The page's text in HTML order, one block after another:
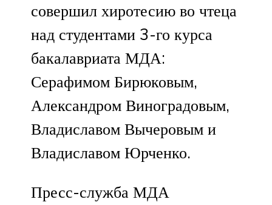
совершил хиротесию во чтеца
над студентами 3-го курса
бакалавриата МДА:
Серафимом Бирюковым,
Александром Виноградовым,
Владиславом Вычеровым и
Владиславом Юрченко.
Пресс-служба МДА